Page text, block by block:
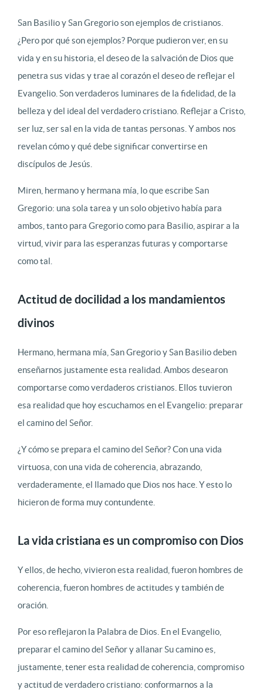
San Basilio y San Gregorio son ejemplos de cristianos.
¿Pero por qué son ejemplos? Porque pudieron ver, en su
vida y en su historia, el deseo de la salvación de Dios que
penetra sus vidas y trae al corazón el deseo de reflejar el
Evangelio. Son verdaderos luminares de la fidelidad, de la
belleza y del ideal del verdadero cristiano. Reflejar a Cristo,
ser luz, ser sal en la vida de tantas personas. Y ambos nos
revelan cómo y qué debe significar convertirse en
discípulos de Jesús.
Miren, hermano y hermana mía, lo que escribe San
Gregorio: una sola tarea y un solo objetivo había para
ambos, tanto para Gregorio como para Basilio, aspirar a la
virtud, vivir para las esperanzas futuras y comportarse
como tal.
Actitud de docilidad a los mandamientos
divinos
Hermano, hermana mía, San Gregorio y San Basilio deben
enseñarnos justamente esta realidad. Ambos desearon
comportarse como verdaderos cristianos. Ellos tuvieron
esa realidad que hoy escuchamos en el Evangelio: preparar
el camino del Señor.
¿Y cómo se prepara el camino del Señor? Con una vida
virtuosa, con una vida de coherencia, abrazando,
verdaderamente, el llamado que Dios nos hace. Y esto lo
hicieron de forma muy contundente.
La vida cristiana es un compromiso con Dios
Y ellos, de hecho, vivieron esta realidad, fueron hombres de
coherencia, fueron hombres de actitudes y también de
oración.
Por eso reflejaron la Palabra de Dios. En el Evangelio,
preparar el camino del Señor y allanar Su camino es,
justamente, tener esta realidad de coherencia, compromiso
y actitud de verdadero cristiano: conformarnos a la